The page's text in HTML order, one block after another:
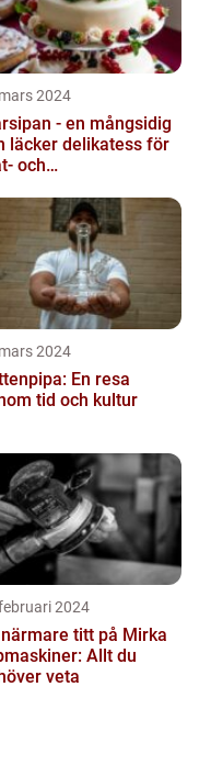
2024
- en mångsidig
läcker delikatess för
och
2024
En resa
tid och kultur
2024
närmare titt på Mirka
Allt du
veta